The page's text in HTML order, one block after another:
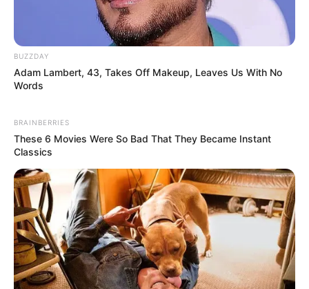
BUZZDAY
Adam Lambert, 43, Takes Off Makeup, Leaves Us With No
Words
BRAINBERRIES
These 6 Movies Were So Bad That They Became Instant
Classics